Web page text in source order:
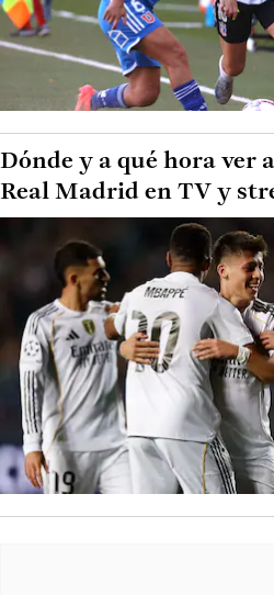
Dónde y a qué hora ver
Real Madrid en TV y